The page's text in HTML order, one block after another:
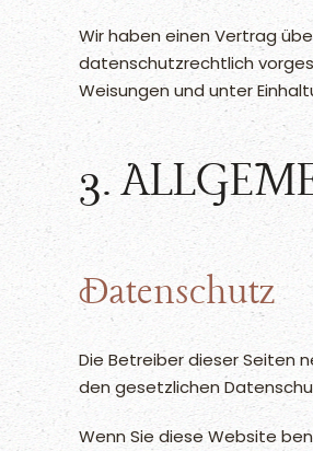
Wir haben einen Vertrag
datenschutzrechtlich
Weisungen und unter
3.
Datenschutz
Die Betreiber dieser Seiten
den gesetzlichen
Wenn Sie diese Website